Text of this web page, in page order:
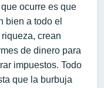
ocurre es que
bien a todo el
crean
de dinero para
impuestos. Todo
que la burbuja